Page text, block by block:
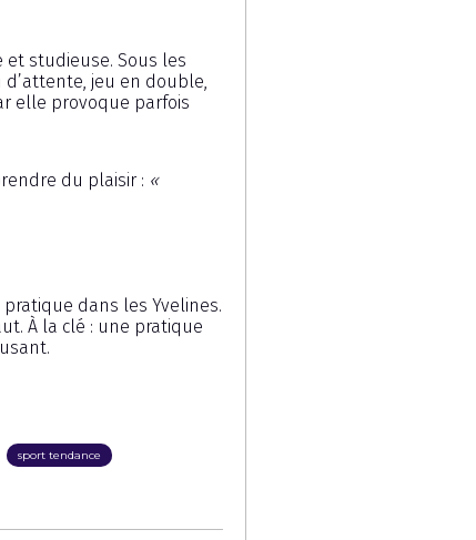
et studieuse. Sous les
jeu en double,
elle provoque parfois
du plaisir : «
dans les Yvelines.
À la clé : une pratique
sport tendance